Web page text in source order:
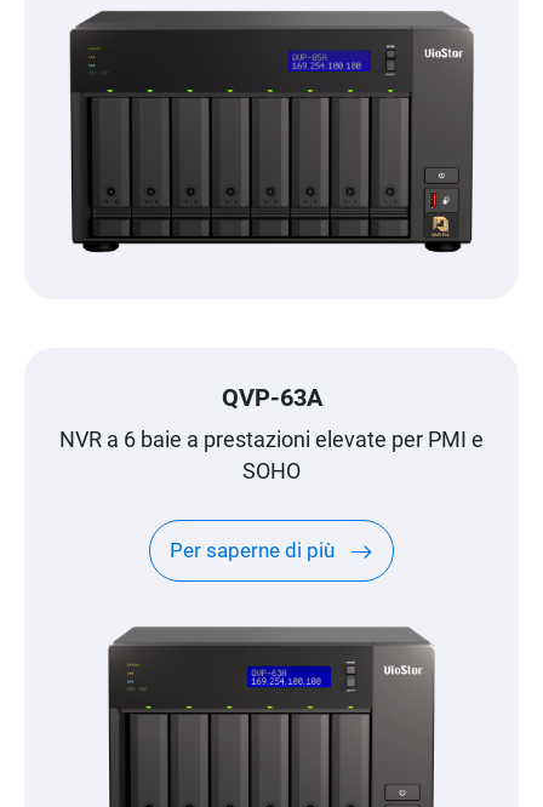
QVP-63A
NVR a 6 baie a prestazioni elevate per PMI e
SOHO
Per saperne di più